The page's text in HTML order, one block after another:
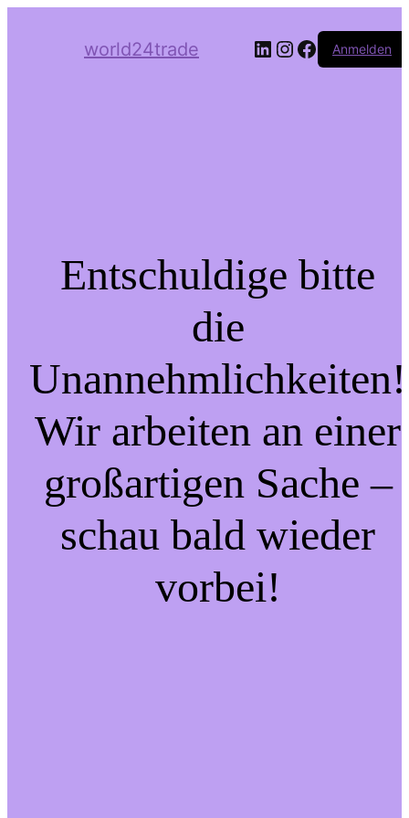
world24trade LinkedIn
Instagram
Facebook
Anmelden
Entschuldige bitte
die
Unannehmlichkeiten!
Wir arbeiten an einer
großartigen Sache –
schau bald wieder
vorbei!